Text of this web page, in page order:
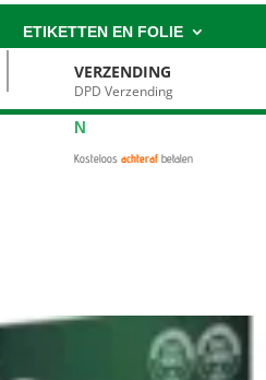
ETIKETTEN EN FOLIE
VERZENDING
DPD Verzending
N
Kosteloos achteraf betalen